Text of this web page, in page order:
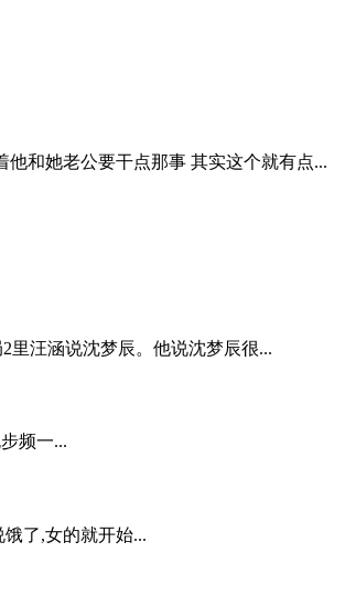
和她老公要干点那事 其实这个就有点...
里汪涵说沈梦辰。他说沈梦辰很...
频一...
了,女的就开始...